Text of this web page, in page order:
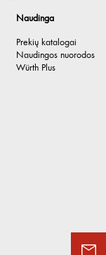
Naudinga
Prekių katalogai
Naudingos nuorodos
Würth Plus